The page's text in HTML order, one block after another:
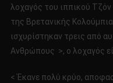
λοχαγός του ιππικού
της Βρετανικής
ισχυρίστηκαν τρεις από
Ανθρώπους >, ο λοχαγός
< Έκανε πολύ κρύο,